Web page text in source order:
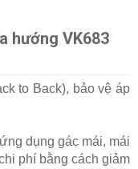
hướng VK683
to Back), bảo vệ áp
dụng gác mái, mái
phí bằng cách giảm